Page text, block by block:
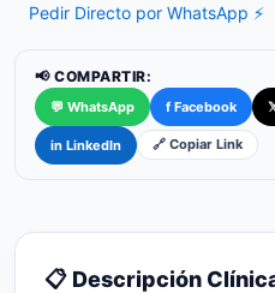
Pedir Directo por WhatsApp ⚡
📢 COMPARTIR:
💬 WhatsApp f Facebook
in LinkedIn 🔗 Copiar Link
📋 Descripción